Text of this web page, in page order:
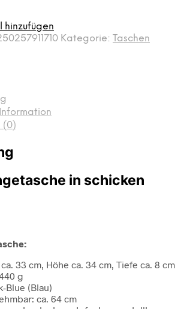
hinzufügen
Kategorie: Taschen
(0)
in schicken
33 cm, Höhe ca. 34 cm, Tiefe ca. 8 cm
g
Blue (Blau)
ca. 64 cm